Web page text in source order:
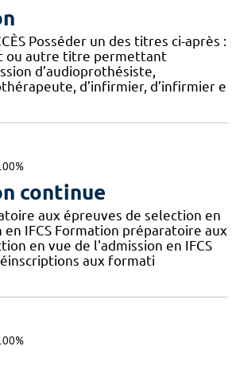
Posséder un des titres ci-après :
ou autre titre permettant
d’audioprothésiste,
d’infirmier, d’infirmier e
continue
aux épreuves de selection en
IFCS Formation préparatoire aux
en vue de l'admission en IFCS
aux formati